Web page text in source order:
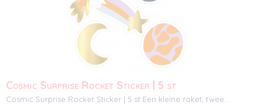
Cosmic Surprise Rocket Sticker | 5 st
Cosmic Surprise Rocket Sticker | 5 st Een kleine raket, twee…